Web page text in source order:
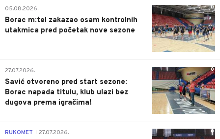
0
05.08.2026.
Borac m:tel zakazao osam kontrolnih
utakmica pred početak nove sezone
0
27.07.2026.
Savić otvoreno pred start sezone:
Borac napada titulu, klub ulazi bez
dugova prema igračima!
0
RUKOMET 27.07.2026.